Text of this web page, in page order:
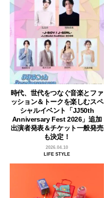
時代、世代をつなぐ音楽とファ
ッション＆トークを楽しむスペ
シャルイベント「JJ50th
Anniversary Fest 2026」追加
出演者発表＆チケット一般発売
も決定！
2026.04.10
LIFE STYLE